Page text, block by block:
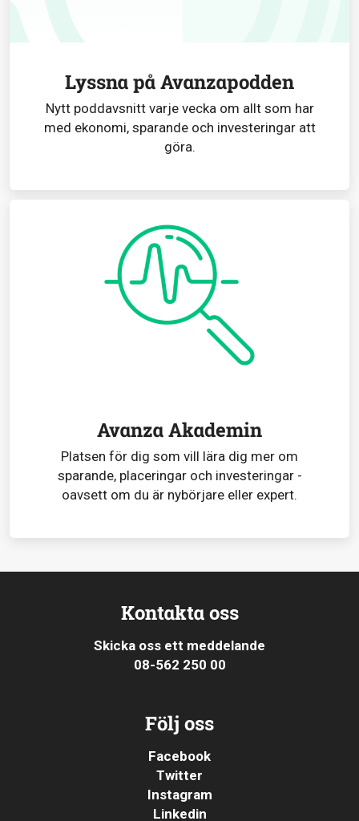
Lyssna på Avanzapodden
Nytt poddavsnitt varje vecka om allt som har
med ekonomi, sparande och investeringar att
göra.
Avanza Akademin
Platsen för dig som vill lära dig mer om
sparande, placeringar och investeringar -
oavsett om du är nybörjare eller expert.
Kontakta oss
Skicka oss ett meddelande
08-562 250 00
Följ oss
Facebook
Twitter
Instagram
Linkedin